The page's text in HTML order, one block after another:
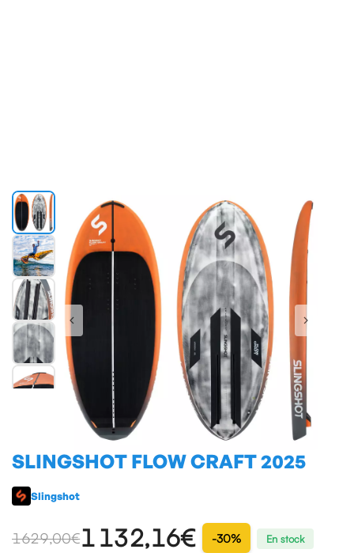
SLINGSHOT FLOW CRAFT 2025
Slingshot
1629,00 €1 132,16€ -30% En stock